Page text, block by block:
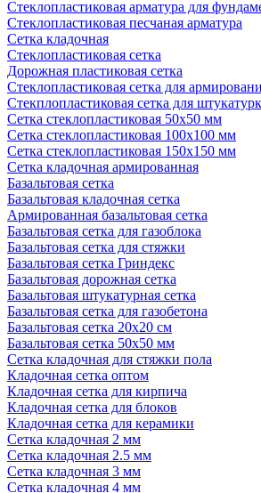
Стеклопластиковая арматура для
Стеклопластиковая песчаная арматура
Сетка кладочная
Стеклопластиковая сетка
Дорожная пластиковая сетка
Стеклопластиковая сетка для
Стекплопластиковая сетка для
Сетка стеклопластиковая 50x50 мм
Сетка стеклопластиковая 100x100 мм
Сетка стеклопластиковая 150x150 мм
Сетка кладочная армированная
Базальтовая сетка
Базальтовая кладочная сетка
Армированная базальтовая сетка
Базальтовая сетка для газоблока
Базальтовая сетка для стяжки
Базальтовая сетка Гриндекс
Базальтовая дорожная сетка
Базальтовая штукатурная сетка
Базальтовая сетка для газобетона
Базальтовая сетка 20x20 см
Базальтовая сетка 50x50 мм
Сетка кладочная для стяжки пола
Кладочная сетка оптом
Кладочная сетка для кирпича
Кладочная сетка для блоков
Кладочная сетка для керамики
Сетка кладочная 2 мм
Сетка кладочная 2.5 мм
Сетка кладочная 3 мм
Сетка кладочная 4 мм